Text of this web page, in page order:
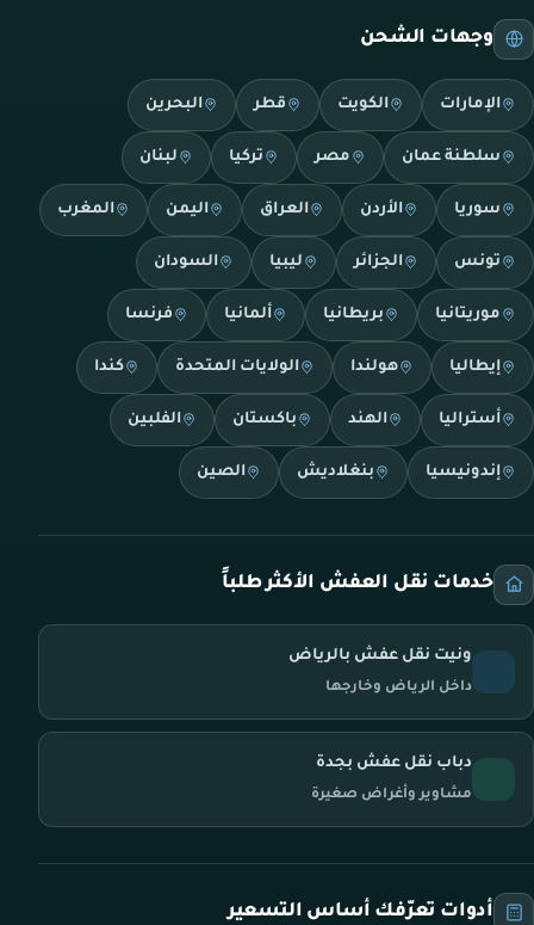
وجهات الشحن
الإمارات الكويت قطر البحرين
سلطنة عمان مصر تركيا لبنان
سوريا الأردن العراق اليمن المغرب
تونس الجزائر ليبيا السودان
موريتانيا بريطانيا ألمانيا فرنسا
إيطاليا هولندا الولايات المتحدة كندا
أستراليا الهند باكستان الفلبين
إندونيسيا بنغلاديش الصين
خدمات نقل العفش الأكثر طلباً
ونيت نقل عفش بالرياض
داخل الرياض وخارجها
دباب نقل عفش بجدة
مشاوير وأغراض صغيرة
أدوات تعرّفك أساس التسعير